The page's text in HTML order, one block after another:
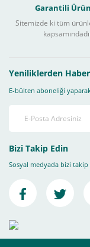
Garantili
Sitemizde ki tüm
Yeniliklerden
E-bülten aboneliği
Bizi Takip Edin
Sosyal medyada bizi takip